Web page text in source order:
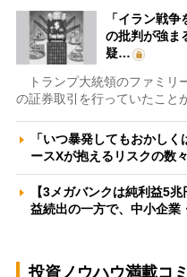
「イラン戦
の批判が強ま
疑…
トランプ大統領のファミリ
の証券取引を行っていたこと
「いつ暴発してもおかし
ースXが抱えるリスクの数
【3メガバンクは純利益5
益続出の一方で、中小企
投資ノウハウ満載コ